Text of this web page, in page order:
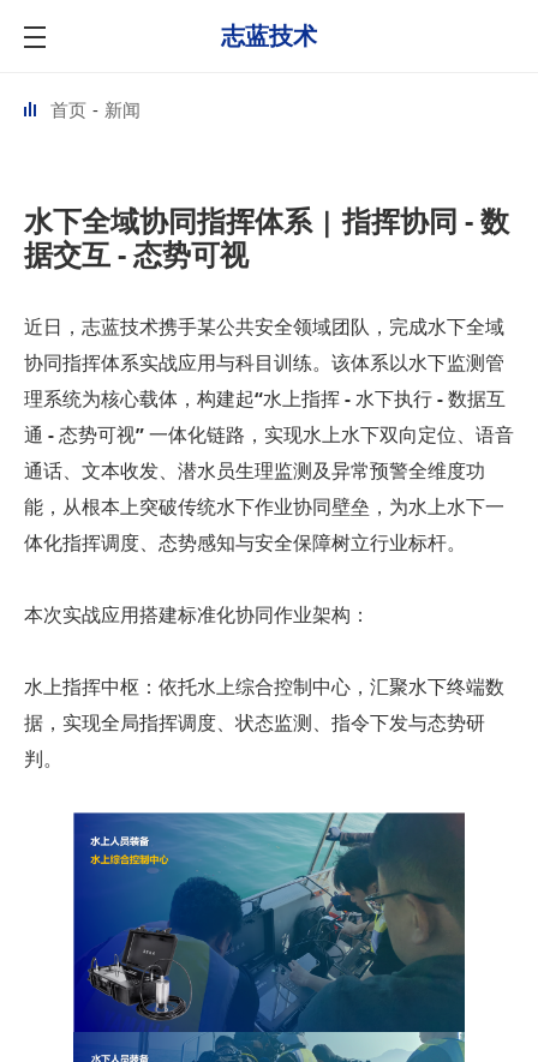
志蓝技术
首页 新闻
水下全域协同指挥体系 | 指挥协同 - 数
据交互 - 态势可视
近日，志蓝技术携手某公共安全领域团队，完成水下全域
协同指挥体系实战应用与科目训练。该体系以水下监测管
理系统为核心载体，构建起“水上指挥 - 水下执行 -数据互
通 - 态势可视”一体化链路，实现水上水下双向定位、语音
通话、文本收发、潜水员生理监测及异常预警全维度功
能，从根本上突破传统水下作业协同壁垒，为水上水下一
体化指挥调度、态势感知与安全保障树立行业标杆。
本次实战应用搭建标准化协同作业架构：
水上指挥中枢 ：依托水上综合控制中心，汇聚水下终端数
据， 实现全局指挥调度、状态监测、指令下发与态势研
判。